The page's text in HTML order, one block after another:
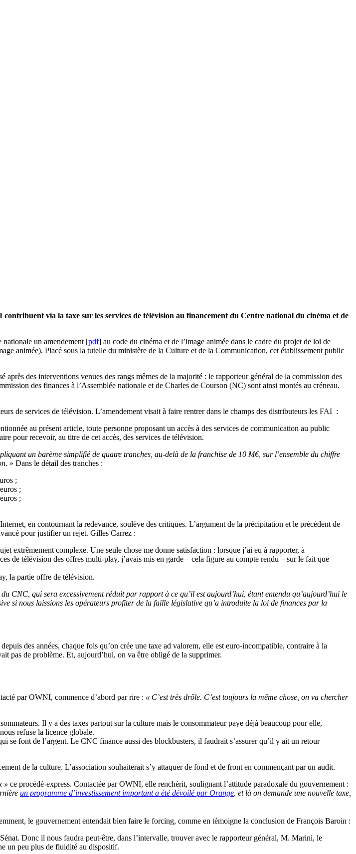
via la taxe sur les services de télévision au financement du Centre national du cinéma et de
nationale un amendement [pdf] au code du cinéma et de l’image animée dans le cadre du projet de loi de
animée). Placé sous la tutelle du ministère de la Culture et de la Communication, cet établissement public
des interventions venues des rangs mêmes de la majorité : le rapporteur général de la commission des
des finances à l’Assemblée nationale et de Charles de Courson (NC) sont ainsi montés au créneau.
de services de télévision. L’amendement visait à faire rentrer dans le champs des distributeurs les FAI :
au présent article, toute personne proposant un accès à des services de communication au public
pour recevoir, au titre de cet accès, des services de télévision.
un barème simplifié de quatre tranches, au-delà de la franchise de 10 M€, sur l’ensemble du chiffre
» Dans le détail des tranches :
;
;
;
en contournant la redevance, soulève des critiques. L’argument de la précipitation et le précédent de
pour justifier un rejet. Gilles Carrez :
extrêmement complexe. Une seule chose me donne satisfaction : lorsque j’ai eu à rapporter, à
de télévision des offres multi-play, j’avais mis en garde – cela figure au compte rendu – sur le fait que
la partie offre de télévision.
CNC, qui sera excessivement réduit par rapport à ce qu’il est aujourd’hui, étant entendu qu’aujourd’hui le
si nous laissions les opérateurs profiter de la faille législative qu’a introduite la loi de finances par la
des années, chaque fois qu’on crée une taxe ad valorem, elle est euro-incompatible, contraire à la
pas de problème. Et, aujourd’hui, on va être obligé de la supprimer.
par OWNI, commence d’abord par rire : « C’est très drôle. C’est toujours la même chose, on va chercher
Il y a des taxes partout sur la culture mais le consommateur paye déjà beaucoup pour elle,
refuse la licence globale.
se font de l’argent. Le CNC finance aussi des blockbusters, il faudrait s’assurer qu’il y ait un retour
de la culture. L’association souhaiterait s’y attaquer de fond et de front en commençant par un audit.
» ce procédé-express. Contactée par OWNI, elle renchérit, soulignant l’attitude paradoxale du gouvernement :
un programme d’investissement important a été dévoilé par Orange , et là on demande une nouvelle taxe,
le gouvernement entendait bien faire le forcing, comme en témoigne la conclusion de François Baroin :
Donc il nous faudra peut-être, dans l’intervalle, trouver avec le rapporteur général, M. Marini, le
un peu plus de fluidité au dispositif.